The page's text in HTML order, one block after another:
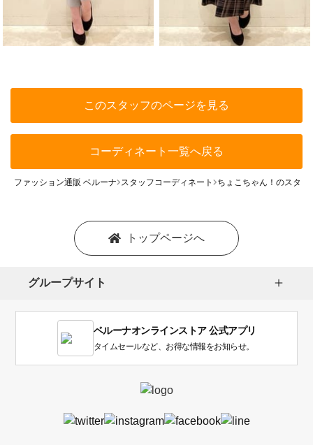
このスタッフのページを見る
コーディネート一覧へ戻る
ファッション通販 ベルーナ スタッフコーディネート ちょこちゃん！のスタッ
トップページへ
グループサイト
ベルーナオンラインストア 公式アプリ
タイムセールなど、お得な情報をお知らせ。